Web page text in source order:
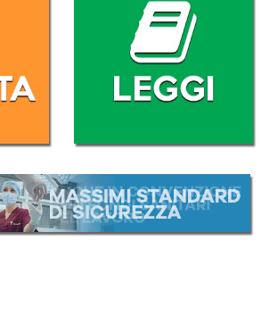
“scompiglia” la
dei nostri post, poi
cosa è
il30 Gennaio 2025 8:02)